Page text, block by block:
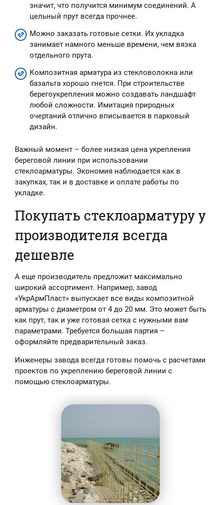
значит, что получится минимум соединений. А
цельный прут всегда прочнее.
Можно заказать готовые сетки. Их укладка
занимает намного меньше времени, чем вязка
отдельного прута.
Композитная арматура из стекловолокна или
базальта хорошо гнется. При строительстве
берегоукрепления можно создавать ландшафт
любой сложности. Имитация природных
очертаний отлично вписывается в парковый
дизайн.
Важный момент – более низкая цена укрепления
береговой линии при использовании
стеклоарматуры. Экономия наблюдается как в
закупках, так и в доставке и оплате работы по
укладке.
Покупать стеклоарматуру у
производителя всегда
дешевле
А еще производитель предложит максимально
широкий ассортимент. Например, завод
«УкрАрмПласт» выпускает все виды композитной
арматуры с диаметром от 4 до 20 мм. Это может быть
как прут, так и уже готовая сетка с нужными вам
параметрами. Требуется большая партия –
оформляйте предварительный заказ.
Инженеры завода всегда готовы помочь с расчетами
проектов по укреплению береговой линии с
помощью стеклоарматуры.